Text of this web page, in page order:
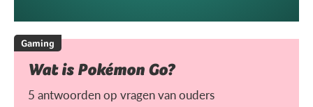
Gaming
Wat is Pokémon Go?
5 antwoorden op vragen van ouders